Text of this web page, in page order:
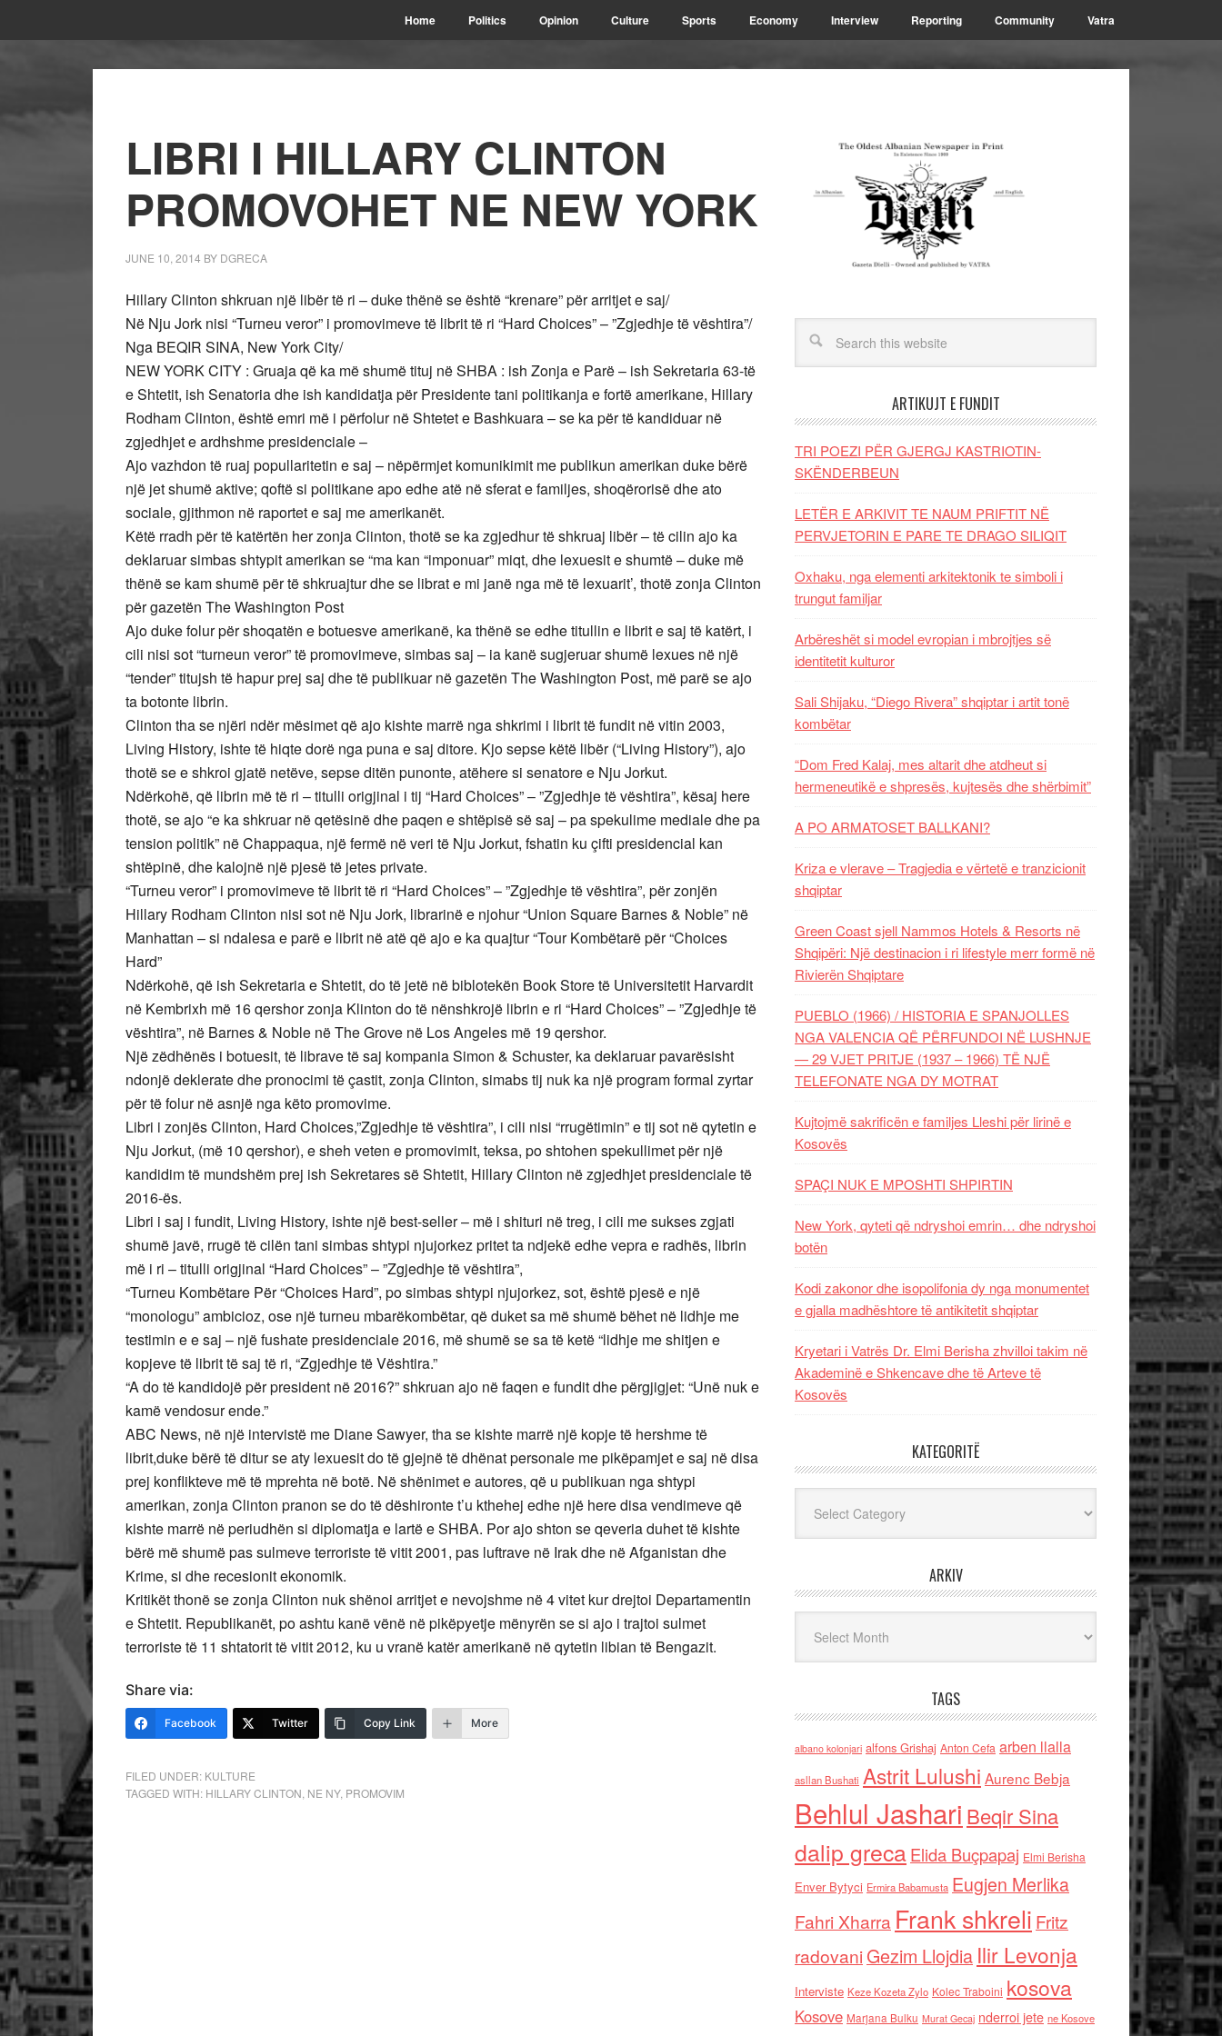
Home Politics Opinion Culture Sports Economy Interview Reporting Community Vatra
LIBRI I HILLARY CLINTON
PROMOVOHET NE NEW YORK
JUNE 10, 2014 BY DGRECA
Hillary Clinton shkruan një libër të ri – duke thënë se është “krenare” për arritjet e saj/
Në Nju Jork nisi “Turneu veror” i promovimeve të librit të ri “Hard Choices” – ”Zgjedhje të vështira”/
Nga BEQIR SINA, New York City/
NEW YORK CITY : Gruaja që ka më shumë tituj në SHBA : ish Zonja e Parë – ish Sekretaria 63-të
e Shtetit, ish Senatoria dhe ish kandidatja për Presidente tani politikanja e fortë amerikane, Hillary
Rodham Clinton, është emri më i përfolur në Shtetet e Bashkuara – se ka për të kandiduar në
zgjedhjet e ardhshme presidenciale –
Ajo vazhdon të ruaj popullaritetin e saj – nëpërmjet komunikimit me publikun amerikan duke bërë
një jet shumë aktive; qoftë si politikane apo edhe atë në sferat e familjes, shoqërorisë dhe ato
sociale, gjithmon në raportet e saj me amerikanët.
Këtë rradh për të katërtën her zonja Clinton, thotë se ka zgjedhur të shkruaj libër – të cilin ajo ka
deklaruar simbas shtypit amerikan se “ma kan “imponuar” miqt, dhe lexuesit e shumtë – duke më
thënë se kam shumë për të shkruajtur dhe se librat e mi janë nga më të lexuarit’, thotë zonja Clinton
për gazetën The Washington Post
Ajo duke folur për shoqatën e botuesve amerikanë, ka thënë se edhe titullin e librit e saj të katërt, i
cili nisi sot “turneun veror” të promovimeve, simbas saj – ia kanë sugjeruar shumë lexues në një
“tender” titujsh të hapur prej saj dhe të publikuar në gazetën The Washington Post, më parë se ajo
ta botonte librin.
Clinton tha se njëri ndër mësimet që ajo kishte marrë nga shkrimi i librit të fundit në vitin 2003,
Living History, ishte të hiqte dorë nga puna e saj ditore. Kjo sepse këtë libër (“Living History”), ajo
thotë se e shkroi gjatë netëve, sepse ditën punonte, atëhere si senatore e Nju Jorkut.
Ndërkohë, që librin më të ri – titulli origjinal i tij “Hard Choices” – ”Zgjedhje të vështira”, kësaj here
thotë, se ajo “e ka shkruar në qetësinë dhe paqen e shtëpisë së saj – pa spekulime mediale dhe pa
tension politik” në Chappaqua, një fermë në veri të Nju Jorkut, fshatin ku çifti presidencial kan
shtëpinë, dhe kalojnë një pjesë të jetes private.
“Turneu veror” i promovimeve të librit të ri “Hard Choices” – ”Zgjedhje të vështira”, për zonjën
Hillary Rodham Clinton nisi sot në Nju Jork, librarinë e njohur “Union Square Barnes & Noble” në
Manhattan – si ndalesa e parë e librit në atë që ajo e ka quajtur “Tour Kombëtarë për “Choices
Hard”
Ndërkohë, që ish Sekretaria e Shtetit, do të jetë në biblotekën Book Store të Universitetit Harvardit
në Kembrixh më 16 qershor zonja Klinton do të nënshkrojë librin e ri “Hard Choices” – ”Zgjedhje të
vështira”, në Barnes & Noble në The Grove në Los Angeles më 19 qershor.
Një zëdhënës i botuesit, të librave të saj kompania Simon & Schuster, ka deklaruar pavarësisht
ndonjë deklerate dhe pronocimi të çastit, zonja Clinton, simabs tij nuk ka një program formal zyrtar
për të folur në asnjë nga këto promovime.
Libri i zonjës Clinton, Hard Choices,”Zgjedhje të vështira”, i cili nisi “rrugëtimin” e tij sot në qytetin e
Nju Jorkut, (më 10 qershor), e sheh veten e promovimit, teksa, po shtohen spekullimet për një
kandidim të mundshëm prej ish Sekretares së Shtetit, Hillary Clinton në zgjedhjet presidenciale të
2016-ës.
Libri i saj i fundit, Living History, ishte një best-seller – më i shituri në treg, i cili me sukses zgjati
shumë javë, rrugë të cilën tani simbas shtypi njujorkez pritet ta ndjekë edhe vepra e radhës, librin
më i ri – titulli origjinal “Hard Choices” – ”Zgjedhje të vështira”,
“Turneu Kombëtare Për “Choices Hard”, po simbas shtypi njujorkez, sot, është pjesë e një
“monologu” ambicioz, ose një turneu mbarëkombëtar, që duket sa më shumë bëhet në lidhje me
testimin e e saj – një fushate presidenciale 2016, më shumë se sa të ketë “lidhje me shitjen e
kopjeve të librit të saj të ri, “Zgjedhje të Vështira.”
“A do të kandidojë për president në 2016?” shkruan ajo në faqen e fundit dhe përgjigjet: “Unë nuk e
kamë vendosur ende.”
ABC News, në një intervistë me Diane Sawyer, tha se kishte marrë një kopje të hershme të
librit,duke bërë të ditur se aty lexuesit do të gjejnë të dhënat personale me pikëpamjet e saj në disa
prej konflikteve më të mprehta në botë. Në shënimet e autores, që u publikuan nga shtypi
amerikan, zonja Clinton pranon se do të dëshironte t’u kthehej edhe një here disa vendimeve që
kishte marrë në periudhën si diplomatja e lartë e SHBA. Por ajo shton se qeveria duhet të kishte
bërë më shumë pas sulmeve terroriste të vitit 2001, pas luftrave në Irak dhe në Afganistan dhe
Krime, si dhe recesionit ekonomik.
Kritikët thonë se zonja Clinton nuk shënoi arritjet e nevojshme në 4 vitet kur drejtoi Departamentin
e Shtetit. Republikanët, po ashtu kanë vënë në pikëpyetje mënyrën se si ajo i trajtoi sulmet
terroriste të 11 shtatorit të vitit 2012, ku u vranë katër amerikanë në qytetin libian të Bengazit.
Share via:
Facebook Twitter Copy Link More
FILED UNDER: KULTURE
TAGGED WITH: HILLARY CLINTON NE NY, PROMOVIM
ARTIKUJT E FUNDIT
TRI POEZI PËR GJERGJ KASTRIOTIN-
SKËNDERBEUN
LETËR E ARKIVIT TE NAUM PRIFTIT NË
PERVJETORIN E PARE TE DRAGO SILIQIT
Oxhaku, nga elementi arkitektonik te simboli i
trungut familjar
Arbëreshët si model evropian i mbrojtjes së
identitetit kulturor
Sali Shijaku, “Diego Rivera” shqiptar i artit tonë
kombëtar
“Dom Fred Kalaj, mes altarit dhe atdheut si
hermeneutikë e shpresës, kujtesës dhe shërbimit”
A PO ARMATOSET BALLKANI?
Kriza e vlerave – Tragjedia e vërtetë e tranzicionit
shqiptar
Green Coast sjell Nammos Hotels & Resorts në
Shqipëri: Një destinacion i ri lifestyle merr formë në
Rivierën Shqiptare
PUEBLO (1966) / HISTORIA E SPANJOLLES
NGA VALENCIA QË PËRFUNDOI NË LUSHNJE
— 29 VJET PRITJE (1937 – 1966) TË NJË
TELEFONATE NGA DY MOTRAT
Kujtojmë sakrificën e familjes Lleshi për lirinë e
Kosovës
SPAÇI NUK E MPOSHTI SHPIRTIN
New York, qyteti që ndryshoi emrin… dhe ndryshoi
botën
Kodi zakonor dhe isopolifonia dy nga monumentet
e gjalla madhështore të antikitetit shqiptar
Kryetari i Vatrës Dr. Elmi Berisha zhvilloi takim në
Akademinë e Shkencave dhe të Arteve të
Kosovës
KATEGORITË
ARKIV
TAGS
albano kolonjari alfons Grishaj Anton Cefa arben llalla
asllan Bushati Astrit Lulushi Aurenc Bebja
Behlul Jashari Beqir Sina
dalip grecaElida Buçpapaj Elmi Berisha
Enver Bytyci Ermira Babamusta Eugjen Merlika
Fahri Xharra Frank shkreli Fritz
radovaniGezim Llojdia Ilir Levonja
Interviste Keze Kozeta Zylo Kolec Traboini kosova
Kosove Marjana Bulku Murat Gecaj nderroi jete ne Kosove